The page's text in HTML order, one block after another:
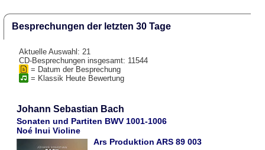
Besprechungen der letzten 30 Tage
Aktuelle Auswahl: 21
CD-Besprechungen insgesamt: 11544
= Datum der Besprechung
= Klassik Heute Bewertung
Johann Sebastian Bach
Sonaten und Partiten BWV 1001-1006
Noé Inui Violine
Ars Produktion ARS 89 003